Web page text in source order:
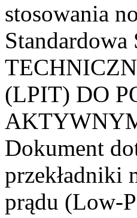
stosowania
(LPIT) DO
Dokument
przekładniki
prądu (Low-